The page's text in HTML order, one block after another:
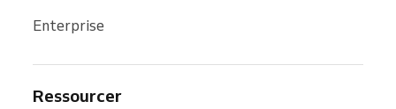
Enterprise
Ressourcer